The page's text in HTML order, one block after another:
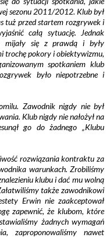
sezonu 2011/2012. Klub był
tuż przed startem rozgrywek i
całą sytuację. Jednak
mijały się z prawdą i były
trochę pokory i obiektywizmu,
spotkaniem klub
było niepotrzebne i
Zawodnik nigdy nie był
Klub nigdy nie nałożył na
go do żadnego „Klubu
rozwiązania kontraktu za
warunkach. Zrobiliśmy
klubu i dać mu wolną
także zawodnikowi
Erwin nie zaakceptował
zapewnić, że klubom, które
żadnych wymagań
zaproponowaliśmy nawet